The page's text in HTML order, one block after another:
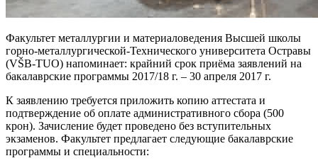
Факультет металлургии и материаловедения Высшей школы
горно-металлургической-Технического университета Остравы
(VŠB-TUO) напоминает: крайний срок приёма заявлений на
бакалаврские программы 2017/18 г. – 30 апреля 2017 г.
К заявлению требуется приложить копию аттестата и
подтверждение об оплате административного сбора (500
крон). Зачисление будет проведено без вступительных
экзаменов. Факультет предлагает следующие бакалаврские
программы и специальности: